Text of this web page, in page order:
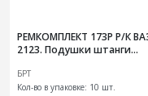
РЕМКОМПЛЕКТ 173Р Р/К
2123. Подушки штанги
БРТ
Кол-во в упаковке: 10 шт.